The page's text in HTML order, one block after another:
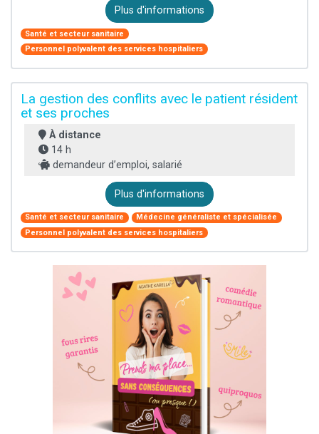
Plus d'informations
Santé et secteur sanitaire
Personnel polyvalent des services hospitaliers
La gestion des conflits avec le patient résident
et ses proches
À distance
14 h
demandeur d’emploi, salarié
Plus d'informations
Santé et secteur sanitaire
Médecine généraliste et spécialisée
Personnel polyvalent des services hospitaliers